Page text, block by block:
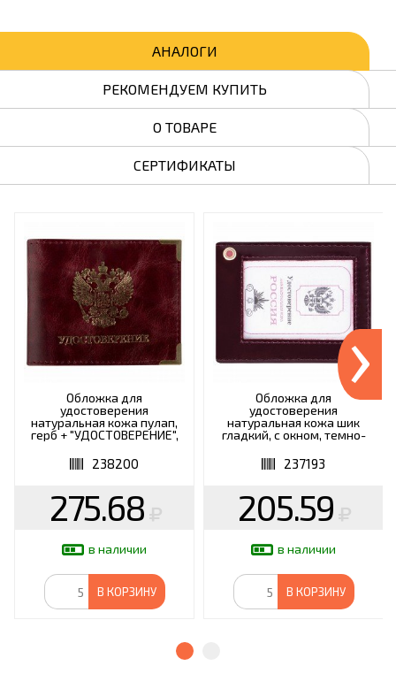
АНАЛОГИ
РЕКОМЕНДУЕМ КУПИТЬ
О ТОВАРЕ
СЕРТИФИКАТЫ
Обложка для
удостоверения
натуральная кожа пулап,
герб + "УДОСТОВЕРЕНИЕ",
238200
238200
275.68
в наличии
В КОРЗИНУ
Обложка для
удостоверения
натуральная кожа шик
гладкий, с окном, темно-
237193
237193
205.59
в наличии
В КОРЗИНУ
›